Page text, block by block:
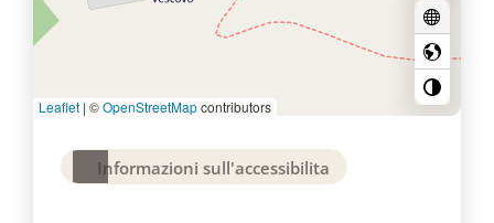
Leaflet | ©OpenStreetMapcontributors
Informazioni sull'accessibilita